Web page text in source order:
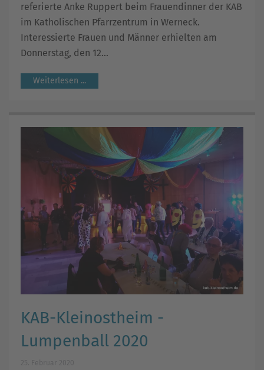
referierte Anke Ruppert beim Frauendinner der KAB
im Katholischen Pfarrzentrum in Werneck.
Interessierte Frauen und Männer erhielten am
Donnerstag, den 12...
Weiterlesen ...
KAB-Kleinostheim -
Lumpenball 2020